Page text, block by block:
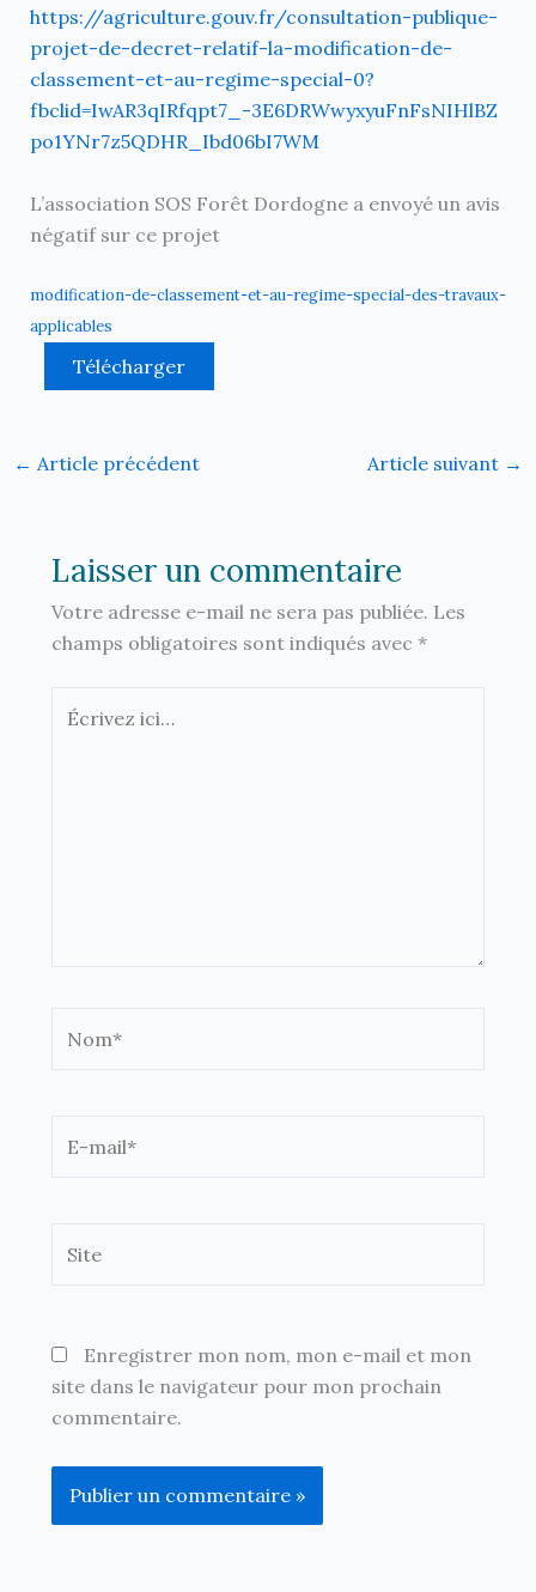
https://agriculture.gouv.fr/consultation-publique-
projet-de-decret-relatif-la-modification-de-
classement-et-au-regime-special-0?
fbclid=IwAR3qIRfqpt7_-3E6DRWwyxyuFnFsNIHlBZ
po1YNr7z5QDHR_Ibd06bI7WM
L’association SOS Forêt Dordogne a envoyé un avis
négatif sur ce projet
modification-de-classement-et-au-regime-special-des-travaux-
applicables
Télécharger
← Article précédent Article suivant →
Laisser un commentaire
Votre adresse e-mail ne sera pas publiée. Les
champs obligatoires sont indiqués avec *
Écrivez
ici…
mail*
Enregistrer mon nom, mon e-mail et mon
site dans le navigateur pour mon prochain
commentaire.